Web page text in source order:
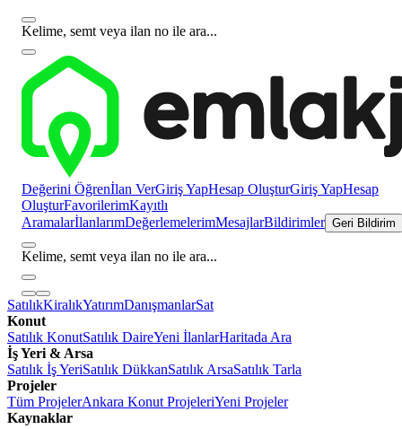
Kelime, semt veya ilan no ile ara...
Değerini Öğrenİlan VerGiriş YapHesap OluşturGiriş YapHesap
OluşturFavorilerimKayıtlı
AramalarİlanlarımDeğerlemelerimMesajlarBildirimler Geri Bildirim
Kelime, semt veya ilan no ile ara...
SatılıkKiralıkYatırımDanışmanlarSat
Konut
Satılık KonutSatılık DaireYeni İlanlarHaritada Ara
İş Yeri & Arsa
Satılık İş YeriSatılık DükkanSatılık ArsaSatılık Tarla
Projeler
Tüm ProjelerAnkara Konut ProjeleriYeni Projeler
Kaynaklar